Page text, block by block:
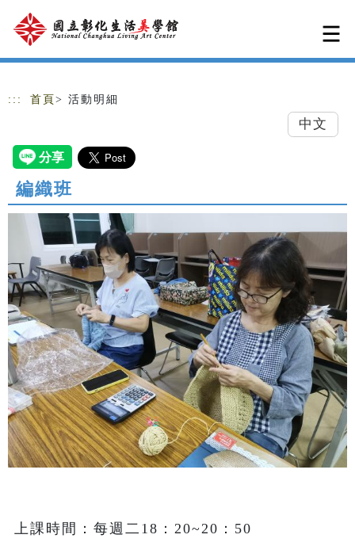
跳到主要內容
網站導覽
::: 首頁 > 活動明細
中文
編織班
上課時間：每週二18：20~20：50